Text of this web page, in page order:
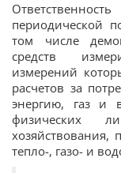
периодической
том числе
средств
измерений
расчетов за
энергию, газ и
физических
хозяйствования,
тепло-, газо- и